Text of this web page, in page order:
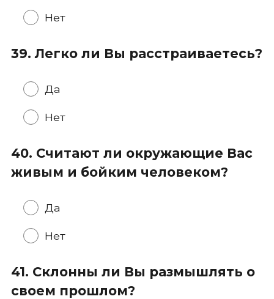
Нет
39. Легко ли Вы расстраиваетесь?
Да
Нет
40. Считают ли окружающие Вас
живым и бойким человеком?
Да
Нет
41. Склонны ли Вы размышлять о
своем прошлом?